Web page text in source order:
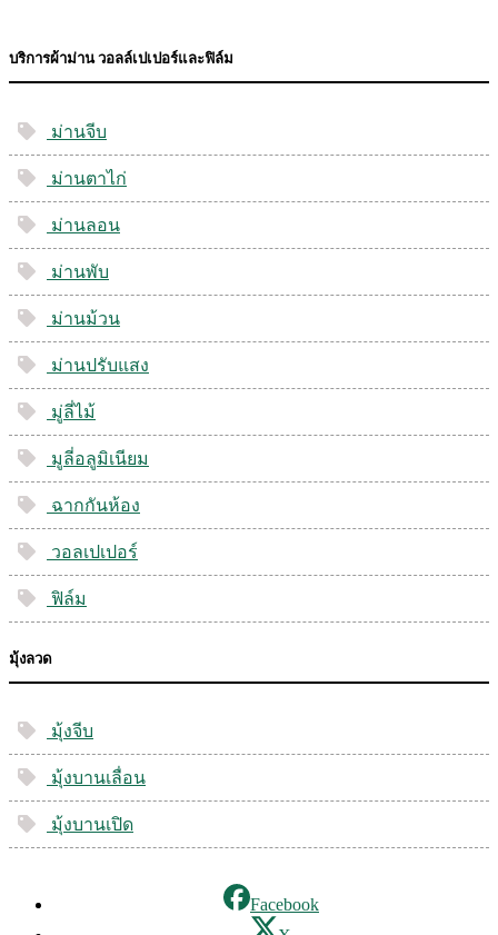
บริการผ้าม่าน วอลล์เปเปอร์และฟิล์ม
ม่านจีบ
ม่านตาไก่
ม่านลอน
ม่านพับ
ม่านม้วน
ม่านปรับแสง
มู่ลี่ไม้
มูลี่อลูมิเนียม
ฉากกันห้อง
วอลเปเปอร์
ฟิล์ม
มุ้งลวด
มุ้งจีบ
มุ้งบานเลื่อน
มุ้งบานเปิด
Facebook